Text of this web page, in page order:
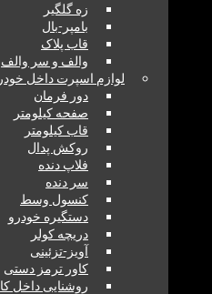
زه گلگیر
بامپر-بال
قاب پلاک
والف و سر والف
لوازم اسپرت داخل خودرو
دور فرمان
صفحه کیلومتر
قاب کیلومتر
روکش پدال
فلاپ دنده
سر دنده
کنسول وسط
دستگیره خودرو
دریچه کولر
آویز-تزئینی
کاور ترمز دستی
روشنایی داخل کابین